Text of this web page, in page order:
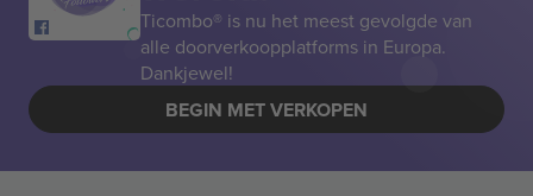
Ticombo® is nu het meest gevolgde van
alle doorverkoopplatforms in Europa.
Dankjewel!
BEGIN MET VERKOPEN